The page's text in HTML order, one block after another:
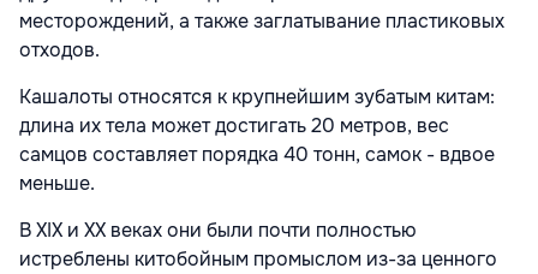
месторождений, а также заглатывание пластиковых
отходов.
Кашалоты относятся к крупнейшим зубатым китам:
длина их тела может достигать 20 метров, вес
самцов составляет порядка 40 тонн, самок - вдвое
меньше.
В XIX и XX веках они были почти полностью
истреблены китобойным промыслом из-за ценного